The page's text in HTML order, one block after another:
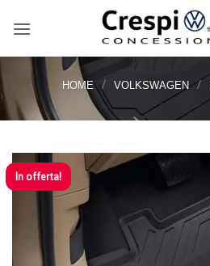
HOME / VOLKSWAGEN /
In offerta!